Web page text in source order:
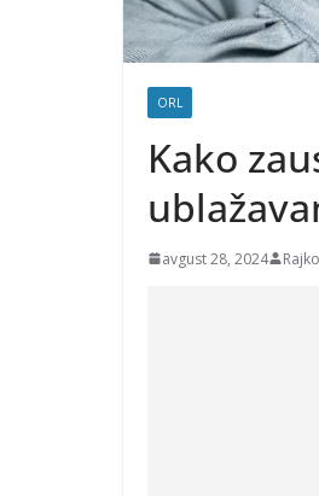
ORL
Kako
avgust 28, 2024 Rajko